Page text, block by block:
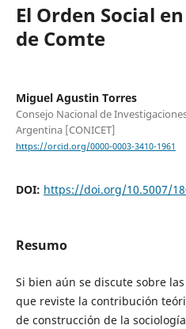
El Orden Social
de Comte
Miguel Agustin Torres
Consejo Nacional de
Argentina [CONICET]
https://orcid.org/0000-0003-3410-1961
DOI: https://doi.org/10.5007/
Resumo
Si bien aún se discute sobre
que reviste la contribución
de construcción de la